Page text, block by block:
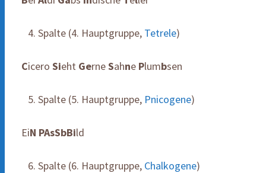
Spalte (4. Hauptgruppe, Tetrele)
Cicero Sieht GerneSahne Plumbsen
Spalte (5. Hauptgruppe, Pnicogene)
EiN PAsSbBild
Spalte (6. Hauptgruppe, Chalkogene)